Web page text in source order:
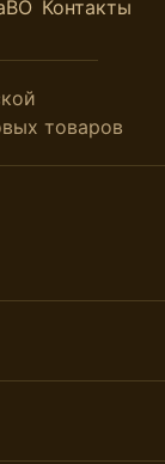
Контакты
товаров